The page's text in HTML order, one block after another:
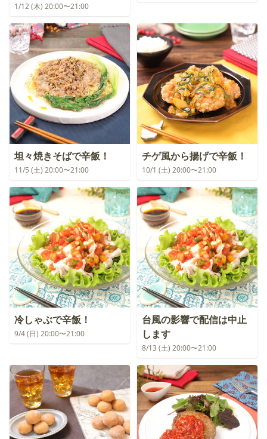
1/12 (木) 20:00〜21:00
坦々焼きそばで辛飯！
11/5 (土) 20:00〜21:00
チゲ風から揚げで辛飯！
10/1 (土) 20:00〜21:00
冷しゃぶで辛飯！
9/4 (日) 20:00〜21:00
台風の影響で配信は中止
します
8/13 (土) 20:00〜21:00